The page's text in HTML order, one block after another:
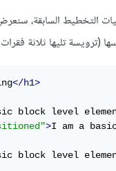
التخطيط السابقة،
</h1>
block level
>I am a
block level